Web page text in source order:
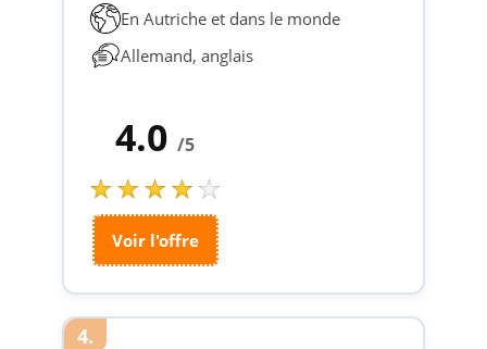
En Autriche et dans le monde
Allemand, anglais
4.0/5
Voir l'offre
4.